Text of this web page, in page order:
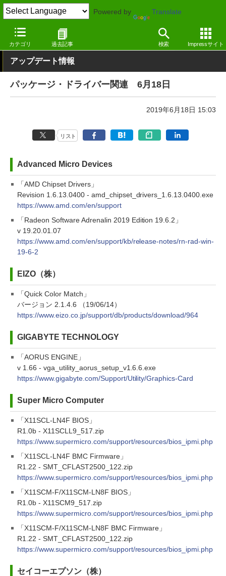
Powered by Translate
カテゴリ 過去記事 検索 Impressサイト
窓の杜 その他の話題 アップデート
アップデート情報
パッケージ・ドライバー関連 6月18日
2019年6月18日 15:03
リスト
Advanced Micro Devices
「AMD Chipset Drivers」
Revision 1.6.13.0400 - amd_chipset_drivers_1.6.13.0400.exe
https://www.amd.com/en/support
「Radeon Software Adrenalin 2019 Edition 19.6.2」
v 19.20.01.07
https://www.amd.com/en/support/kb/release-notes/rn-rad-win-
19-6-2
EIZO（株）
「Quick Color Match」
バージョン 2.1.4.6 （19/06/14）
https://www.eizo.co.jp/support/db/products/download/964
GIGABYTE TECHNOLOGY
「AORUS ENGINE」
v 1.66 - vga_utility_aorus_setup_v1.6.6.exe
https://www.gigabyte.com/Support/Utility/Graphics-Card
Super Micro Computer
「X11SCL-LN4F BIOS」
R1.0b - X11SCLL9_517.zip
https://www.supermicro.com/support/resources/bios_ipmi.php
「X11SCL-LN4F BMC Firmware」
R1.22 - SMT_CFLAST2500_122.zip
https://www.supermicro.com/support/resources/bios_ipmi.php
「X11SCM-F/X11SCM-LN8F BIOS」
R1.0b - X11SCM9_517.zip
https://www.supermicro.com/support/resources/bios_ipmi.php
「X11SCM-F/X11SCM-LN8F BMC Firmware」
R1.22 - SMT_CFLAST2500_122.zip
https://www.supermicro.com/support/resources/bios_ipmi.php
セイコーエプソン（株）